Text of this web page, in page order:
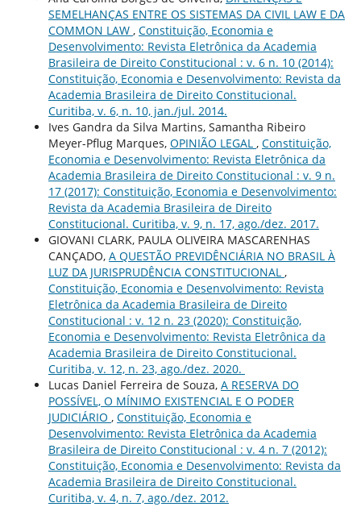
SEMELHANÇAS ENTRE OS SISTEMAS DA CIVIL LAW E DA
COMMON LAW , Constituição, Economia e
Desenvolvimento: Revista Eletrônica da Academia
Brasileira de Direito Constitucional : v. 6 n. 10 (2014):
Constituição, Economia e Desenvolvimento: Revista da
Academia Brasileira de Direito Constitucional.
Curitiba, v. 6, n. 10, jan./jul. 2014.
Ives Gandra da Silva Martins, Samantha Ribeiro
Meyer-Pflug Marques, OPINIÃO LEGAL , Constituição,
Economia e Desenvolvimento: Revista Eletrônica da
Academia Brasileira de Direito Constitucional : v. 9 n.
17 (2017): Constituição, Economia e Desenvolvimento:
Revista da Academia Brasileira de Direito
Constitucional. Curitiba, v. 9, n. 17, ago./dez. 2017.
GIOVANI CLARK, PAULA OLIVEIRA MASCARENHAS
CANÇADO, A QUESTÃO PREVIDÊNCIÁRIA NO BRASIL À
LUZ DA JURISPRUDÊNCIA CONSTITUCIONAL ,
Constituição, Economia e Desenvolvimento: Revista
Eletrônica da Academia Brasileira de Direito
Constitucional : v. 12 n. 23 (2020): Constituição,
Economia e Desenvolvimento: Revista Eletrônica da
Academia Brasileira de Direito Constitucional.
Curitiba, v. 12, n. 23, ago./dez. 2020.
Lucas Daniel Ferreira de Souza, A RESERVA DO
POSSÍVEL, O MÍNIMO EXISTENCIAL E O PODER
JUDICIÁRIO , Constituição, Economia e
Desenvolvimento: Revista Eletrônica da Academia
Brasileira de Direito Constitucional : v. 4 n. 7 (2012):
Constituição, Economia e Desenvolvimento: Revista da
Academia Brasileira de Direito Constitucional.
Curitiba, v. 4, n. 7, ago./dez. 2012.